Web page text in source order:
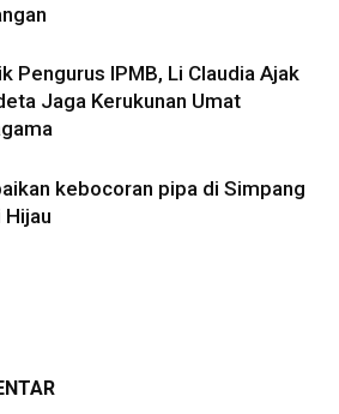
Pengurus IPMB, Li Claudia Ajak
Jaga Kerukunan Umat
kebocoran pipa di Simpang
Hijau